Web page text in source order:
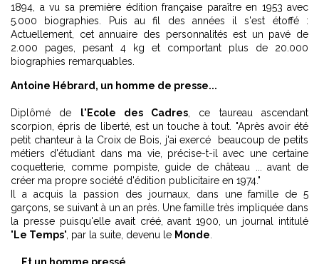
1894, a vu sa première édition française paraître en 1953 avec
5.000 biographies. Puis au fil des années il s'est étoffé :
Actuellement, cet annuaire des personnalités est un pavé de
2.000 pages, pesant 4 kg et comportant plus de 20.000
biographies remarquables.
Antoine Hébrard, un homme de presse...
Diplômé de l'Ecole des Cadres , ce taureau ascendant
scorpion, épris de liberté, est un touche à tout. "Après avoir été
petit chanteur à la Croix de Bois, j'ai exercé beaucoup de petits
métiers d'étudiant dans ma vie, précise-t-il avec une certaine
coquetterie, comme pompiste, guide de château ... avant de
créer ma propre société d'édition publicitaire en 1974."
Il a acquis la passion des journaux, dans une famille de 5
garçons, se suivant à un an près. Une famille très impliquée dans
la presse puisqu'elle avait créé, avant 1900, un journal intitulé
" Le Temps", par la suite, devenu le Monde